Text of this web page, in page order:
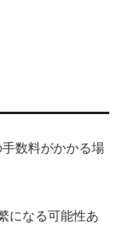
数料がかかる場
になる可能性あ